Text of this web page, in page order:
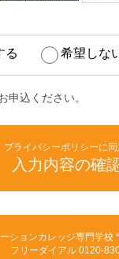
る 希望しな
申込ください。
プライバシーポリシーに
入力内容の確
ションカレッジ専門学校
フリーダイアル 0120-